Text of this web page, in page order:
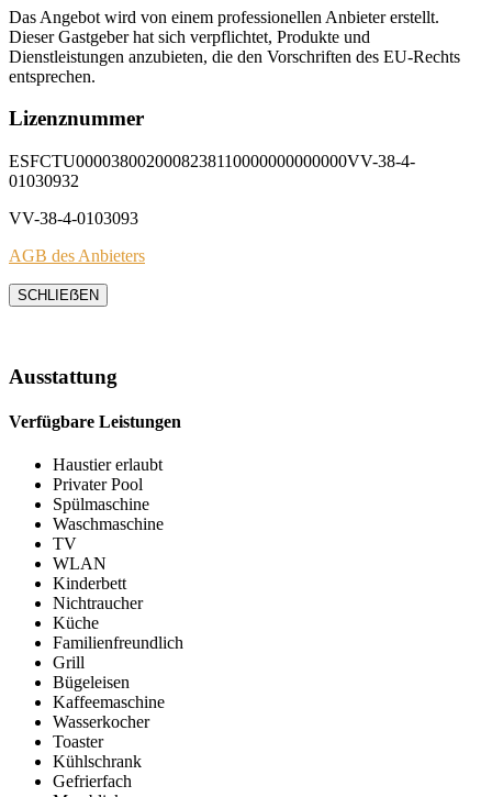
Das Angebot wird von einem professionellen Anbieter erstellt.
Dieser Gastgeber hat sich verpflichtet, Produkte und
Dienstleistungen anzubieten, die den Vorschriften des EU-Rechts
entsprechen.
Lizenznummer
ESFCTU0000380020008238110000000000000VV-38-4-
01030932
VV-38-4-0103093
AGB des Anbieters
SCHLIEẞEN
Ausstattung
Verfügbare Leistungen
Haustier erlaubt
Privater Pool
Spülmaschine
Waschmaschine
TV
WLAN
Kinderbett
Nichtraucher
Küche
Familienfreundlich
Grill
Bügeleisen
Kaffeemaschine
Wasserkocher
Toaster
Kühlschrank
Gefrierfach